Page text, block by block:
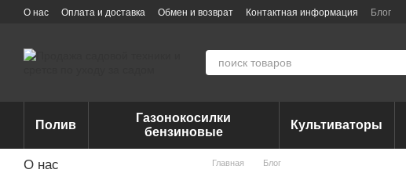
Перейти к основному контенту
О нас Оплата и доставка Обмен и возврат Контактная информация Блог
Полив
Газонокосилки
бензиновые
Культиваторы
Главная Блог
О нас